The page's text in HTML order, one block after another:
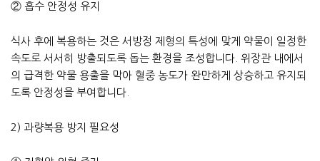
② 흡수 안정성 유지
식사 후에 복용하는 것은 서방정 제형의 특성에 맞게 약물이 일정한
속도로 서서히 방출되도록 돕는 환경을 조성합니다. 위장관 내에서
의 급격한 약물 용출을 막아 혈중 농도가 완만하게 상승하고 유지되
도록 안정성을 부여합니다.
2) 과량복용 방지 필요성